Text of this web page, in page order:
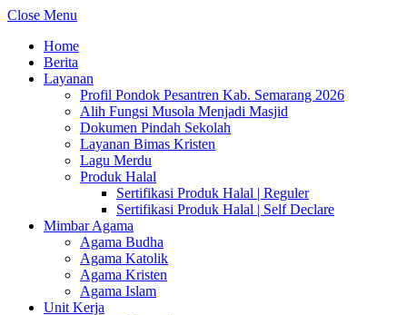
Close Menu
Home
Berita
Layanan
Profil Pondok Pesantren Kab. Semarang 2026
Alih Fungsi Musola Menjadi Masjid
Dokumen Pindah Sekolah
Layanan Bimas Kristen
Lagu Merdu
Produk Halal
Sertifikasi Produk Halal | Reguler
Sertifikasi Produk Halal | Self Declare
Mimbar Agama
Agama Budha
Agama Katolik
Agama Kristen
Agama Islam
Unit Kerja